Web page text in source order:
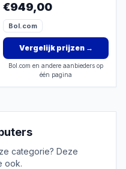
€949,00
Bol.com
Vergelijk prijzen→
Bol.com en andere aanbieders op
één pagina
categorie? Deze
ook.